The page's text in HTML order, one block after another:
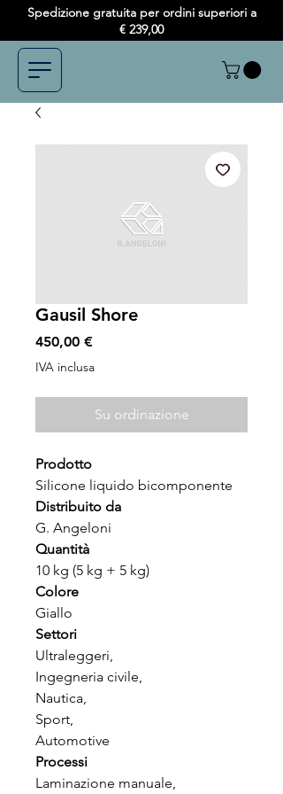
Spedizione gratuita per ordini superiori a
€ 239,00
Gausil Shore
450,00 €Prezzo
IVA inclusa
Su ordinazione
Prodotto
Silicone liquido bicomponente
Distribuito da
G. Angeloni
Quantità
10 kg (5 kg + 5 kg)
Colore
Giallo
Settori
Ultraleggeri,
Ingegneria civile,
Nautica,
Sport,
Automotive
Processi
Laminazione manuale,